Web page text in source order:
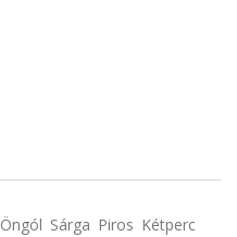
Öngól Sárga Piros Kétperc